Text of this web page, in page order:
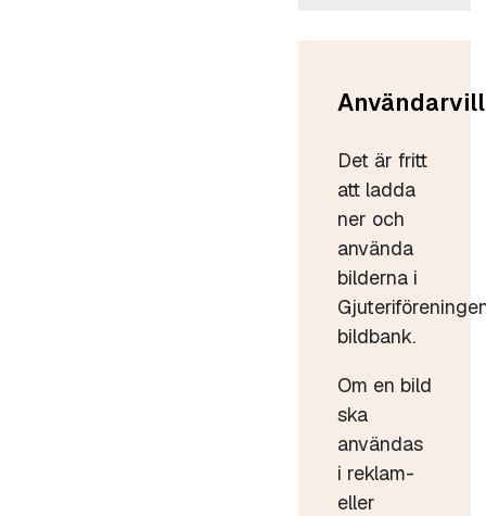
Det är fritt
att ladda
ner och
använda
bilderna i
bildbank.
Om en bild
ska
användas
i reklam-
eller